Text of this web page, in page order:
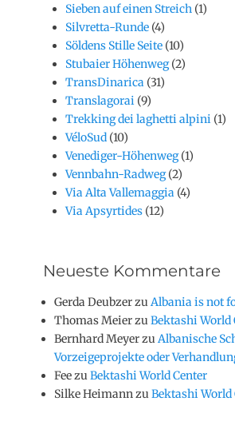
Sieben auf einen Streich (1)
Silvretta-Runde (4)
Söldens Stille Seite (10)
Stubaier Höhenweg(2)
TransDinarica (31)
Translagorai (9)
Trekking dei laghetti alpini (1)
VéloSud (10)
Venediger-Höhenweg(1)
Vennbahn-Radweg(2)
Via Alta Vallemaggia (4)
Via Apsyrtides (12)
Neueste Kommentare
Gerda DeubzerzuAlbania is not
Thomas MeierzuBektashi World
Bernhard MeyerzuAlbanische
Vorzeigeprojekte oder
FeezuBektashi World Center
Silke HeimannzuBektashi World